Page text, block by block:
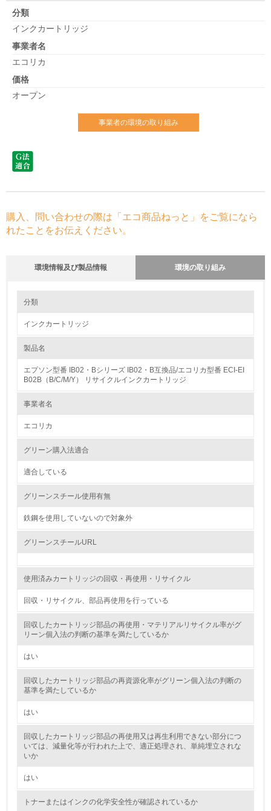
分類
インクカートリッジ
事業者名
エコリカ
価格
オープン
事業者の環境の取り組み
購入、問い合わせの際は「エコ商品ねっと」をご覧になら
れたことをお伝えください。
環境情報及び製品情報 環境の取り組み
1.環境取り組み体制
1.
環境方針を持っている
環境対応の責任体制を定めている
環境問題に関する従業員教育を行っている
自社に関係する主要な環境法規制を把握し、順守している
レベル2
5.
環境取り組み体制と成果を定期的に検証して次の活動に活
かしている
従業員が環境方針に基づいて自分の業務の中で行うべき環
境対策を理解し、実践している
環境活動に関する規格やプログラムを導入している
→ 導入している規格名
第三者認証を取得している
分類
インクカートリッジ
製品名
エプソン型番 IB02・Bシリーズ IB02・B互換品/エコリカ型番 ECI-EI
B02B（B/C/M/Y） リサイクルインクカートリッジ
事業者名
エコリカ
グリーン購入法適合
適合している
グリーンスチール使用有無
鉄鋼を使用していないので対象外
グリーンスチールURL
使用済みカートリッジの回収・再使用・リサイクル
回収・リサイクル、部品再使用を行っている
回収したカートリッジ部品の再使用・マテリアルリサイクル率がグ
リーン個入法の判断の基準を満たしているか
はい
回収したカートリッジ部品の再資源化率がグリーン個入法の判断の
基準を満たしているか
はい
回収したカートリッジ部品の再使用又は再生利用できない部分につ
いては、減量化等が行われた上で、適正処理され、単純埋立されな
いか
はい
トナーまたはインクの化学安全性が確認されているか